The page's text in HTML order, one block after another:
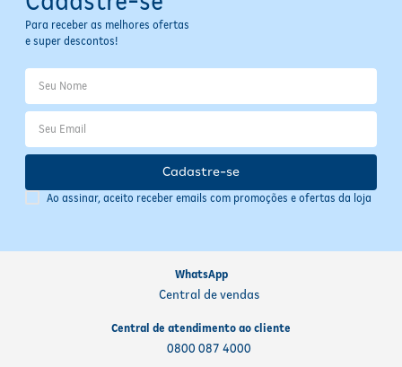
Para receber as melhores ofertas
e super descontos!
Ao assinar, aceito receber emails com promoções e ofertas da loja
Cadastre-se
WhatsApp
Central de vendas
Central de atendimento ao cliente
0800 087 4000